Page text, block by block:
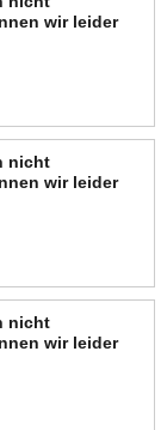
wir leider
nicht
wir leider
nicht
wir leider